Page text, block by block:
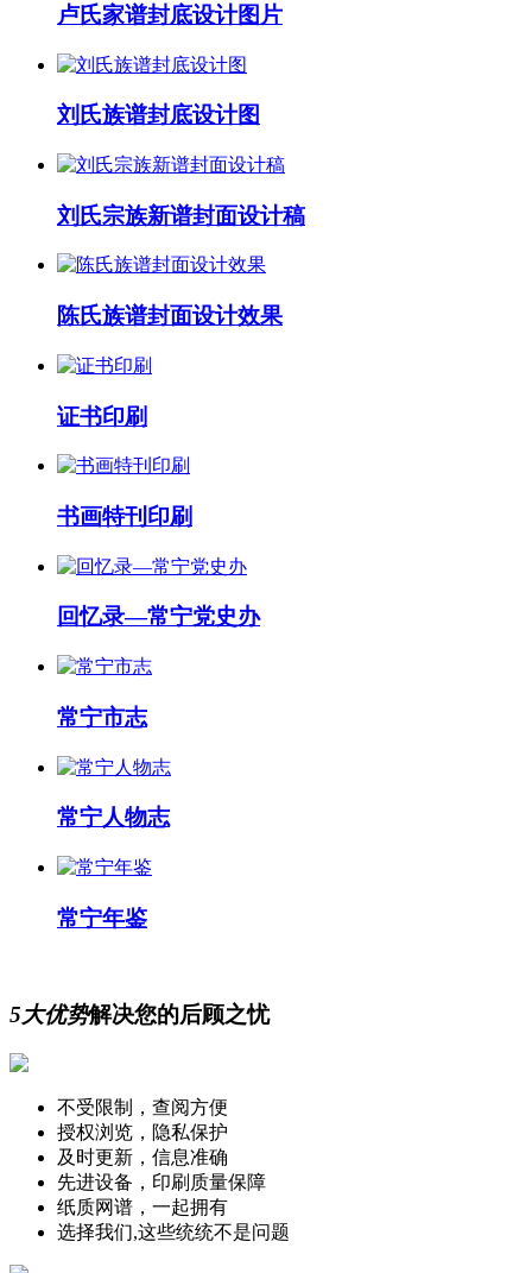
卢氏家谱封底设计图片
刘氏族谱封底设计图
刘氏宗族新谱封面设计稿
陈氏族谱封面设计效果
证书印刷
书画特刊印刷
回忆录—常宁党史办
常宁市志
常宁人物志
常宁年鉴
5大优势解决您的后顾之忧
不受限制，查阅方便
授权浏览，隐私保护
及时更新，信息准确
先进设备，印刷质量保障
纸质网谱，一起拥有
选择我们,这些统统不是问题